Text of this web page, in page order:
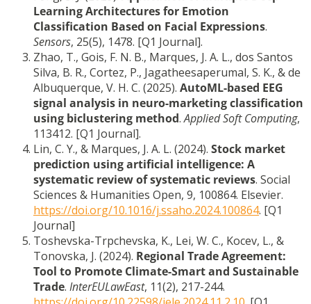
Learning Architectures for Emotion
Classification Based on Facial Expressions.
Sensors, 25(5), 1478. [Q1 Journal].
Zhao, T., Gois, F. N. B., Marques, J. A. L., dos Santos
Silva, B. R., Cortez, P., Jagatheesaperumal, S. K., & de
Albuquerque, V. H. C. (2025). AutoML-based EEG
signal analysis in neuro-marketing classification
using biclustering method.Applied Soft Computing,
113412. [Q1 Journal].
Lin, C. Y., & Marques, J. A. L. (2024). Stock market
prediction using artificial intelligence: A
systematic review of systematic reviews. Social
Sciences & Humanities Open, 9, 100864. Elsevier.
https://doi.org/10.1016/j.ssaho.2024.100864. [Q1
Journal]
Toshevska-Trpchevska, K., Lei, W. C., Kocev, L., &
Tonovska, J. (2024). Regional Trade Agreement:
Tool to Promote Climate-Smart and Sustainable
Trade. InterEULawEast, 11(2), 217-244.